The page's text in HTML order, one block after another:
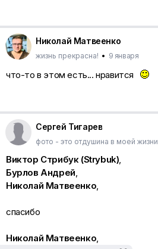
Николай Матвеенко
жизнь прекрасна! • 9 января
что-то в этом есть... нравится
Сергей Тигарев
фото - это отдушина в моей жизни
Виктор Стрибук (Strybuk)
Бурлов Андрей
Николай Матвеенко
спасибо
Николай Матвеенко